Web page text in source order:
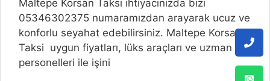
Maltepe Korsan Taksi ihtiyacınızda bizi
05346302375 numaramızdan arayarak ucuz ve
konforlu seyahat edebilirsiniz. Maltepe Korsan
Taksi uygun fiyatları, lüks araçları ve uzman
personelleri ile işini